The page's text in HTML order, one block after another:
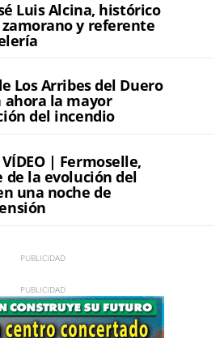
Luis Alcina, histórico
y referente
Los Arribes del Duero
ahora la mayor
del incendio
VÍDEO | Fermoselle,
de la evolución del
una noche de